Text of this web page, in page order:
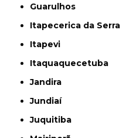
Guarulhos
Itapecerica da Serra
Itapevi
Itaquaquecetuba
Jandira
Jundiaí
Juquitiba